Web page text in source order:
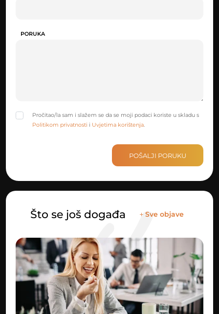
PORUKA
Pročitao/la sam i slažem se da se moji podaci koriste u skladu s
Politikom privatnosti i Uvjetima korištenja.
POŠALJI PORUKU
Što se još događa Sve objave